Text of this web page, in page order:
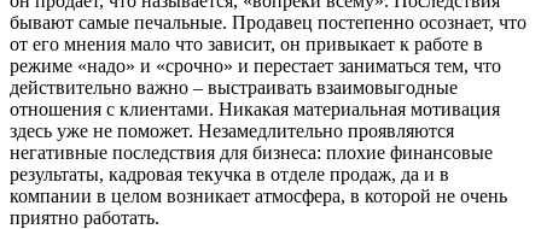
бывают самые печальные. Продавец постепенно осознает, что
от его мнения мало что зависит, он привыкает к работе в
режиме «надо» и «срочно» и перестает заниматься тем, что
действительно важно – выстраивать взаимовыгодные
отношения с клиентами. Никакая материальная мотивация
здесь уже не поможет. Незамедлительно проявляются
негативные последствия для бизнеса: плохие финансовые
результаты, кадровая текучка в отделе продаж, да и в
компании в целом возникает атмосфера, в которой не очень
приятно работать.